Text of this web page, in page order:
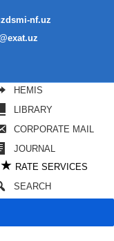
nf.uz
HEMIS
LIBRARY
CORPORATE MAIL
JOURNAL
★ RATE SERVICES
SEARCH